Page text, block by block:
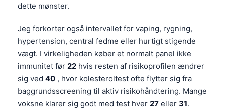
dette mønster.
Jeg forkorter også intervallet for vaping, rygning,
hypertension, central fedme eller hurtigt stigende
vægt. I virkeligheden køber et normalt panel ikke
immunitet før 22 hvis resten af risikoprofilen ændrer
sig ved 40 , hvor kolesteroltest ofte flytter sig fra
baggrundsscreening til aktiv risikohåndtering. Mange
voksne klarer sig godt med test hver 27 eller 31.